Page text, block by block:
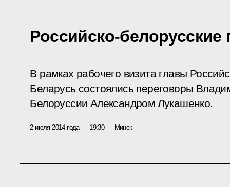
Российско-
В рамках рабочего визита главы
Беларусь состоялись переговоры
Белоруссии Александром Лукашенко.
2 июля 2014 года 19:30 Минск